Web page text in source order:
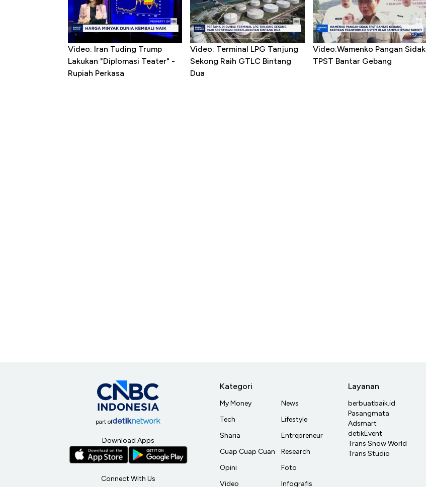
Video: Iran Tuding Trump
Lakukan "Diplomasi Teater" -
Rupiah Perkasa
Video: Terminal LPG Tanjung
Sekong Raih GTLC Bintang
Dua
Video:Wamenko Pangan Sidak
TPST Bantar Gebang
part of
Download Apps
Connect With Us
Kategori
My Money
Tech
Sharia
Cuap Cuap Cuan
Opini
Video
News
Lifestyle
Entrepreneur
Research
Foto
Infografis
Layanan
berbuatbaik.id
Pasangmata
Adsmart
detikEvent
Trans Snow World
Trans Studio